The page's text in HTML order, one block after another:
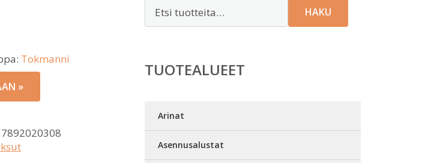
Tokmanni
»
HAKU
TUOTEALUEET
Arinat
Asennusalustat